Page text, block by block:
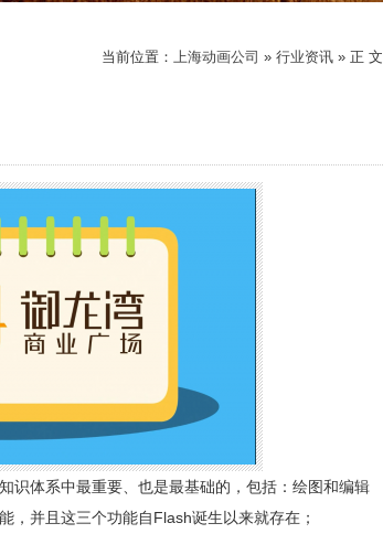
当前位置： 上海动画公司 » 行业资讯 » 正 文
识体系中最重要、也是最基础的，包括：绘图和编辑
，并且这三个功能自Flash诞生以来就存在；